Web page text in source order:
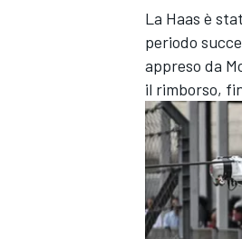
La Haas è
periodo
appreso da
il rimborso,